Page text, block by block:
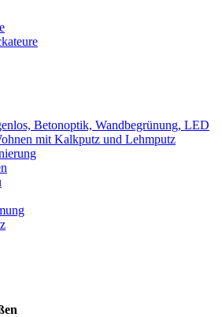
Betonoptik, Wandbegrünung, LED
mit Kalkputz und Lehmputz